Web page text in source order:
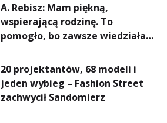
A. Rebisz: Mam piękną,
wspierającą rodzinę. To
pomogło, bo zawsze wiedziałam,
najważniejsza
20 projektantów, 68 modeli i
jeden wybieg – Fashion Street
zachwycił Sandomierz